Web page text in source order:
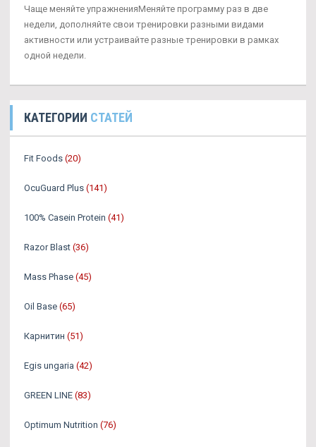
Чаще меняйте упражненияМеняйте программу раз в две
недели, дополняйте свои тренировки разными видами
активности или устраивайте разные тренировки в рамках
одной недели.
КАТЕГОРИИ СТАТЕЙ
Fit Foods (20)
OcuGuard Plus (141)
100% Casein Protein (41)
Razor Blast (36)
Mass Phase (45)
Oil Base (65)
Карнитин (51)
Egis ungaria (42)
GREEN LINE (83)
Optimum Nutrition (76)